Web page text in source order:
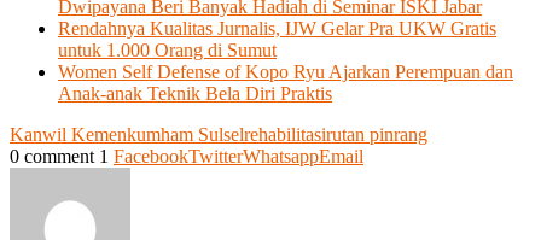
Dwipayana Beri Banyak Hadiah di Seminar ISKI Jabar
Rendahnya Kualitas Jurnalis, IJW Gelar Pra UKW Gratis
untuk 1.000 Orang di Sumut
Women Self Defense of Kopo Ryu Ajarkan Perempuan dan
Anak-anak Teknik Bela Diri Praktis
Kanwil Kemenkumham Sulselrehabilitasirutan pinrang
0 comment 1 FacebookTwitterWhatsappEmail